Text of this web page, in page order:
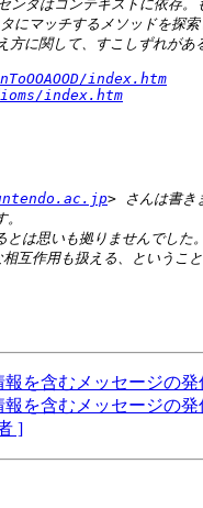
index.htm
index.htm
報を含むメッセージの
報を含むメッセージの
]